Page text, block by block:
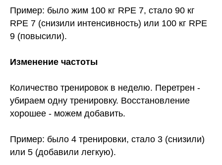
Пример: было жим 100 кг RPE 7, стало 90 кг
RPE 7 (снизили интенсивность) или 100 кг RPE
9 (повысили).
Изменение частоты
Количество тренировок в неделю. Перетрен -
убираем одну тренировку. Восстановление
хорошее - можем добавить.
Пример: было 4 тренировки, стало 3 (снизили)
или 5 (добавили легкую).